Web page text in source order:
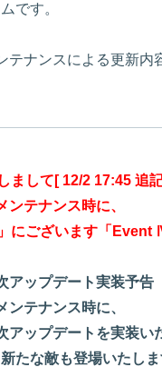
です。
テナンスによる更新内
まして[ 12/2 17:45 追
テナンス時に、
にございます「
アップデート実装予告
テナンス時に、
アップデートを実装い
たな敵も登場いたし